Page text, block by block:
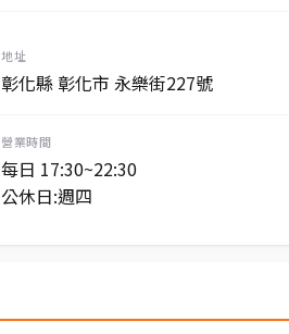
地址
彰化縣 彰化市 永樂街227號
營業時間
每日 17:30~22:30
公休日:週四